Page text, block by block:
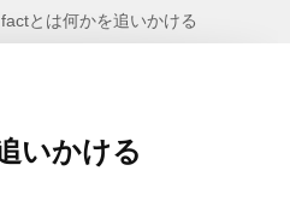
factとは何かを追いかける
いかける